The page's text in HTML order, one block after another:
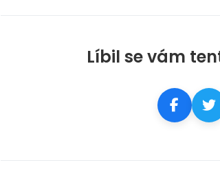
Líbil se vám